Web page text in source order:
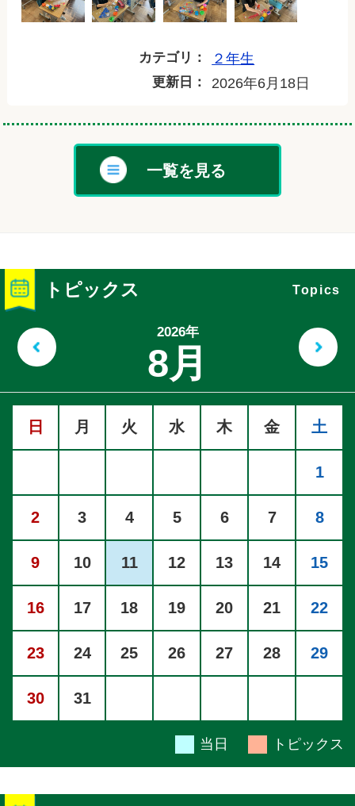
カテゴリ： ２年生
更新日： 2026年6月18日
一覧を見る
トピックス Topics
2026年
8月
日 月 火 水 木 金 土
1
2 3 4 5 6 7 8
9 10 11 12 13 14 15
16 17 18 19 20 21 22
23 24 25 26 27 28 29
30 31
当日 トピックス